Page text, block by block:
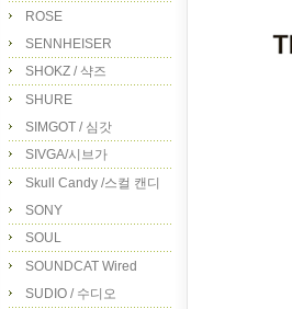
ROSE
SENNHEISER
SHOKZ / 샥즈
SHURE
SIMGOT / 심갓
SIVGA/시브가
Skull Candy /스컬 캔디
SONY
SOUL
SOUNDCAT Wired
SUDIO / 수디오